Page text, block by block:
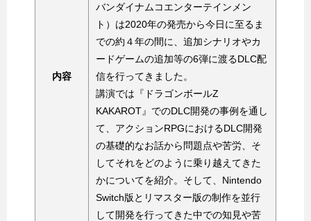
内容
バンダイナムコエンターテインメン
ト）は2020年の発売から今日に至るま
での約４年の間に、追加シナリオやカ
ードゲームの追加等の6弾に渡るDLC配
信を行ってきました。
講演では『ドラゴンボールZ
KAKAROT』でのDLC開発の事例を通し
て、アクションRPGにおけるDLC開発
の基礎的なお話から問題点や苦労、そ
してそれをどのように乗り越えてきた
かについてを紹介。そして、Nintendo
Switch版とリマスター版の制作を並行
して開発を行ってきた中での知見や苦